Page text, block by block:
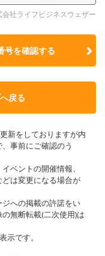
社ライフビジネスウェザー
号を確認する
戻る
新をしておりますが内
事前にご確認のう
ベントの開催情報、
は変更になる場合が
への掲載の許諾をい
無断転載(二次使用)は
示です。